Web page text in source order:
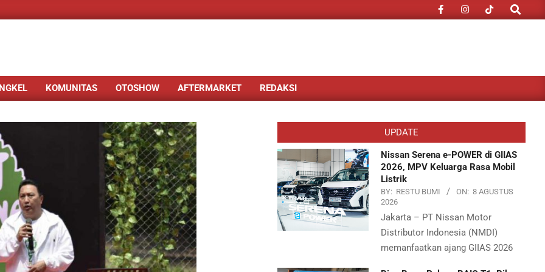
Search
KOMUNITAS OTOSHOW AFTERMARKET REDAKSI
UPDATE
Nissan Serena e-POWER di GIIAS
2026, MPV Keluarga Rasa Mobil
Listrik
BY: RESTU BUMI ON: 8 AGUSTUS
2026
Jakarta – PT Nissan Motor
Distributor Indonesia (NMDI)
memanfaatkan ajang GIIAS 2026